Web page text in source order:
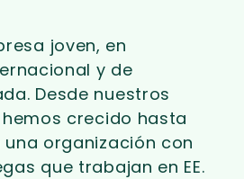
joven, en
y de
Desde nuestros
crecido hasta
organización con
que trabajan en EE.